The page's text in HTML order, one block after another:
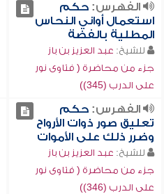
الفهرس:حكم
استعمال أواني النحاس
المطلية بالفضة
للشيخ: عبد العزيز بن باز
جزء من محاضرة ( فتاوى نور
على الدرب (345))
الفهرس:حكم
تعليق صور ذوات الأرواح
وضرر ذلك على الأموات
للشيخ: عبد العزيز بن باز
جزء من محاضرة ( فتاوى نور
على الدرب (346))